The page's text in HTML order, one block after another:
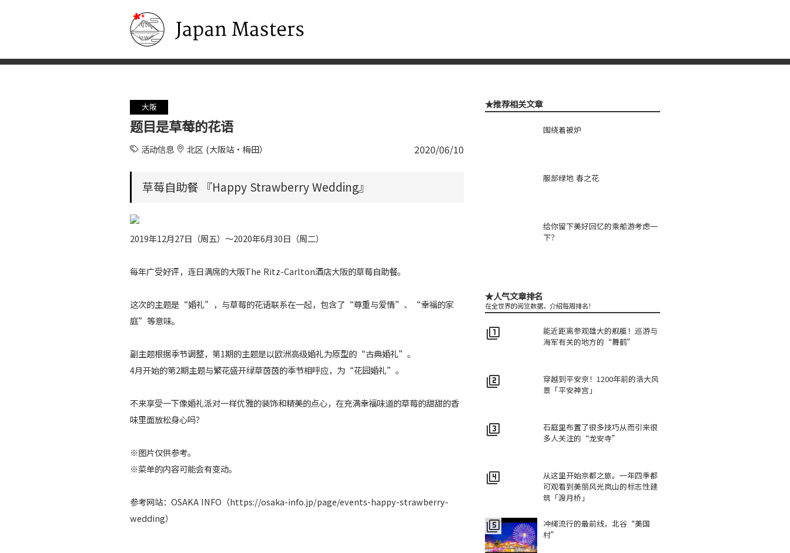
大阪
题目是草莓的花语
活动信息 北区 (大阪站・梅田） 2020/06/10
草莓自助餐 『Happy Strawberry Wedding』
2019年12月27日（周五）～2020年6月30日（周二）
每年广受好评，连日满席的大阪The Ritz-Carlton酒店大阪的草莓自助餐。
这次的主题是“婚礼”，与草莓的花语联系在一起，包含了“尊重与爱情”、“幸福的家
庭”等意味。
副主题根据季节调整，第1期的主题是以欧洲高级婚礼为原型的“古典婚礼”。
4月开始的第2期主题与繁花盛开绿草茵茵的季节相呼应，为“花园婚礼”。
不来享受一下像婚礼派对一样优雅的装饰和精美的点心，在充满幸福味道的草莓的甜甜的香
味里面放松身心吗？
※图片仅供参考。
※菜单的内容可能会有变动。
参考网站：OSAKA INFO（https://osaka-info.jp/page/events-happy-strawberry-
wedding）
★推荐相关文章
围绕着被炉
服部绿地 春之花
给你留下美好回忆的乘船游考虑一
下？
★人气文章排名
在全世界的阅览数据，介绍每周排名！
filter_1
能近距离参观雄大的舰艇！巡游与
海军有关的地方的“舞鹤”
filter_2
穿越到平安京！1200年前的浩大风
景「平安神宫」
filter_3
石庭里布置了很多技巧从而引来很
多人关注的“龙安寺”
filter_4
从这里开始京都之旅。一年四季都
可观看到美丽风光岚山的标志性建
筑「渡月桥」
filter_5
冲绳流行的最前线，北谷“美国
村”